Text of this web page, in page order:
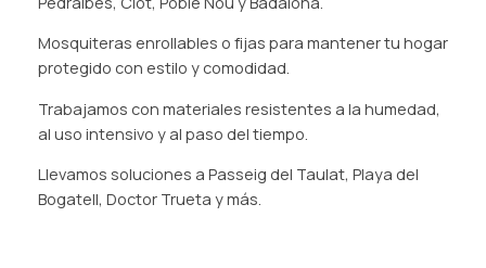
Mosquiteras enrollables o fijas para mantener tu hogar
protegido con estilo y comodidad.
Trabajamos con materiales resistentes a la humedad,
al uso intensivo y al paso del tiempo.
Llevamos soluciones a Passeig del Taulat, Playa del
Bogatell, Doctor Trueta y más.